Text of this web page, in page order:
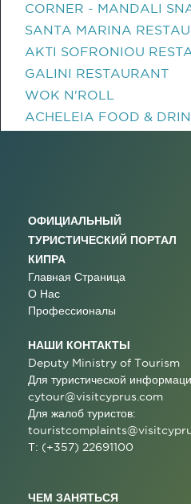
CORNER - MANDALI
SANTA MARINA
AKTI SOFRONIOU
GALINI RESTAURANT
WOK N'ROLL
ACHELEIA FOOD &
ОФИЦИАЛЬНЫЙ
ТУРИСТИЧЕСКИЙ ПОРТАЛ
КИПРА
Главная Страница
О Нас
Профессионалы
НАШИ КОНТАКТЫ
Deputy Ministry of Tourism
Для туристической
cytour@visitcyprus.com
Для жалоб туристов:
T: (+357) 22691100
ЧЕМ ЗАНЯТЬСЯ